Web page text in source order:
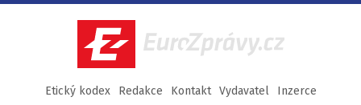
Facebook
TwitterInstagram
YouTube
EuroZprávy.cz
Etický kodex Redakce Kontakt Vydavatel
Inzerce